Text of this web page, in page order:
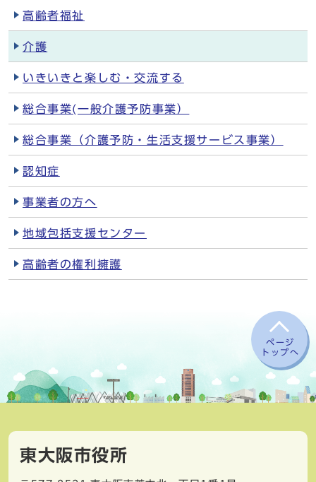
高齢者福祉
介護
いきいきと楽しむ・交流する
総合事業(一般介護予防事業）
総合事業（介護予防・生活支援サービス事業）
認知症
事業者の方へ
地域包括支援センター
高齢者の権利擁護
ページ
トップへ
東大阪市役所